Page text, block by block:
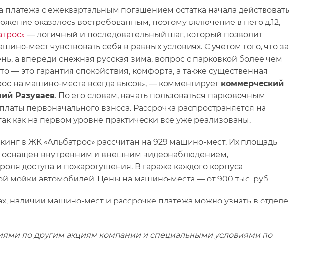
платежа с ежеквартальным погашением остатка начала действовать
оказалось востребованным, поэтому включение в него д.12,
— логичный и последовательный шаг, который позволит
мест чувствовать себя в равных условиях. С учетом того, что за
а впереди снежная русская зима, вопрос с парковкой более чем
— это гарантия спокойствия, комфорта, а также существенная
на машино-места всегда высок», — комментирует коммерческий
Разуваев. По его словам, начать пользоваться парковочным
первоначального взноса. Рассрочка распространяется на
как на первом уровне практически все уже реализованы.
в ЖК «Альбатрос» рассчитан на 929 машино-мест. Их площадь
оснащен внутренним и внешним видеонаблюдением,
доступа и пожаротушения. В гараже каждого корпуса
мойки автомобилей. Цены на машино-места — от 900 тыс. руб.
наличии машино-мест и рассрочке платежа можно узнать в отделе
по другим акциям компании и специальными условиями по